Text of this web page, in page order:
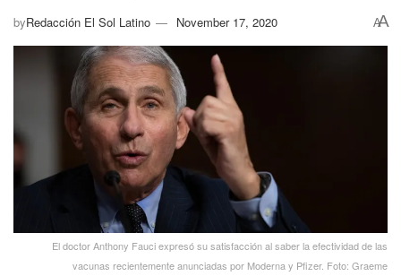
byRedacción El Sol Latino November 17, 2020 AA
El doctor Anthony Fauci expresó su satisfacción al saber la efectividad de las
vacunas recientemente anunciadas por Moderna y Pfizer. Foto: Graeme